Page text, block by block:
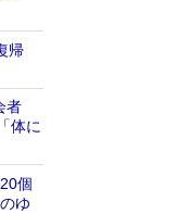
帰
者
体に
個
ゆ